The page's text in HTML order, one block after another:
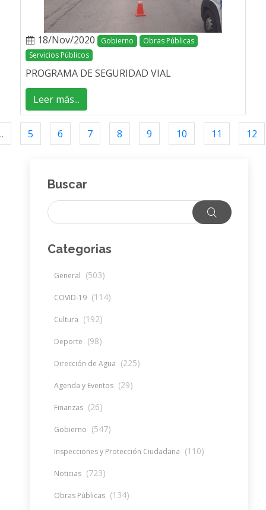
18/Nov/2020 Gobierno
Obras Públicas
Servicios Públicos
PROGRAMA DE SEGURIDAD VIAL
Leer más...
5 6 7 8 9 10 11 12
Buscar
Categorias
General (503)
COVID-19 (114)
Cultura (192)
Deporte (98)
Dirección de Agua (225)
Agenda y Eventos (29)
Finanzas (26)
Gobierno (547)
Inspecciones y Protección Ciudadana (110)
Noticias (723)
Obras Públicas (134)